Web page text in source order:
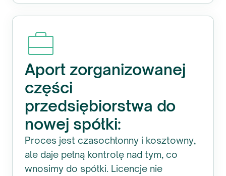
Aport zorganizowanej
części
przedsiębiorstwa do
nowej spółki:
Proces jest czasochłonny i kosztowny,
ale daje pełną kontrolę nad tym, co
wnosimy do spółki. Licencje nie